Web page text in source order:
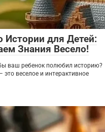
0
Истории для Детей:
Знания Весело!
ваш ребенок полюбил историю?
это веселое и интерактивное